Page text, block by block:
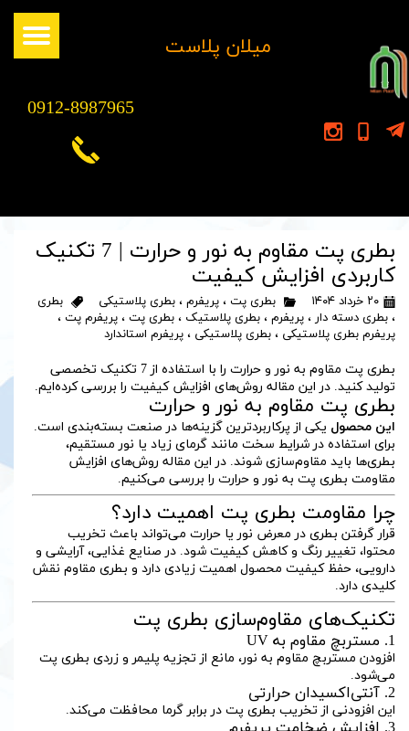
​میلان پلاست
0912-8987965
بطری پت مقاوم به نور و حرارت | 7 تکنیک
کاربردی افزایش کیفیت
۲۰ خرداد ۱۴۰۴ بطری پت ، پریفرم ، بطری پلاستیکی
بطری
، بطری دسته دار ، پریفرم ، بطری پلاستیک ، بطری پت ، پریفرم پت ،
پریفرم بطری پلاستیکی ، بطری پلاستیکی ، پریفرم استاندارد
بطری پت مقاوم به نور و حرارت را با استفاده از 7 تکنیک تخصصی
تولید کنید. در این مقاله روش‌های افزایش کیفیت را بررسی کرده‌ایم.
بطری پت مقاوم به نور و حرارت
این محصول یکی از پرکاربردترین گزینه‌ها در صنعت بسته‌بندی است.
برای استفاده در شرایط سخت مانند گرمای زیاد یا نور مستقیم،
بطری‌ها باید مقاوم‌سازی شوند. در این مقاله روش‌های افزایش
مقاومت بطری پت به نور و حرارت را بررسی می‌کنیم.
چرا مقاومت بطری پت اهمیت دارد؟
قرار گرفتن بطری در معرض نور یا حرارت می‌تواند باعث تخریب
محتوا، تغییر رنگ و کاهش کیفیت شود. در صنایع غذایی، آرایشی و
دارویی، حفظ کیفیت محصول اهمیت زیادی دارد و بطری مقاوم نقش
کلیدی دارد.
تکنیک‌های مقاوم‌سازی بطری پت
1. مستربچ مقاوم به UV
افزودن مستربچ مقاوم به نور، مانع از تجزیه پلیمر و زردی بطری پت
می‌شود.
2. آنتی‌اکسیدان حرارتی
این افزودنی از تخریب بطری پت در برابر گرما محافظت می‌کند.